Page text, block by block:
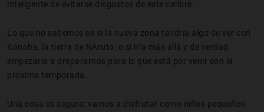
inteligente de evitarse disgustos de este calibre.
Lo que no sabemos es si la nueva zona tendría algo de ver con
Konoha, la tierra de NAruto, o si iría más allá y de verdad
empezaría a prepararnos para lo que está por venir con la
próxima temporada.
Una cosa es segura: vamos a disfrutar como niños pequeños